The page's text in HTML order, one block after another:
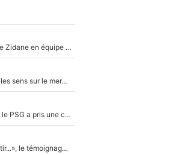
Franck Ribéry a osé s'attaquer à Zinedine Zidane en équipe de France : «Je n'aurais jamais fait ça»
Medina, Rulli, Paixao... ça part dans tous les sens sur le mercato de l'OM : Frank McCourt va enfin récupérer l'argent qu'il attend ?
Sans Ousmane Dembélé et Désiré Doué, le PSG a pris une correction face à Majorque : Luis Enrique attend avec impatience des renforts !
F1 : « Je lui ai fait un câlin, puis j’ai dû partir...», le témoignage émouvant de Max Verstappen sur sa fille